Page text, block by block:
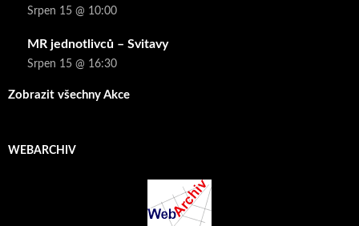
Srpen 15 @ 10:00
MR jednotlivců – Svitavy
Srpen 15 @ 16:30
Zobrazit všechny Akce
WEBARCHIV